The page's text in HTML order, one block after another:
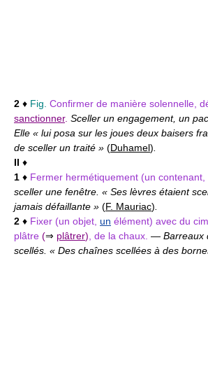
2 ♦ Fig. Confirmer de manière solennelle,
sanctionner. Sceller un engagement, un
Elle « lui posa sur les joues deux baisers
de sceller un traité » (Duhamel)
II ♦
1 ♦ Fermer hermétiquement (un contenant,
sceller une fenêtre. « Ses lèvres étaient
jamais défaillante » (F. Mauriac)
2 ♦ Fixer (un objet, un élément) avec du
plâtre (⇒ plâtrer) , de la chaux. — Barreaux
scellés. « Des chaînes scellées à des